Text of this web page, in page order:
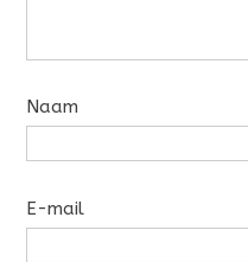
Naam
E-mail